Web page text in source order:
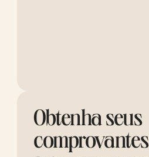
Obtenha seus